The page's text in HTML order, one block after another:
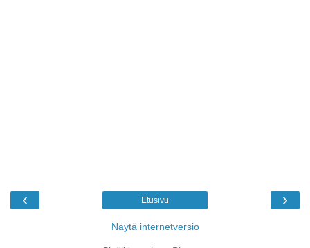
‹ ›
Etusivu
Näytä internetversio